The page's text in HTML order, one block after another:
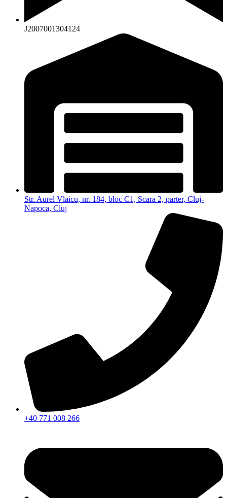
J2007001304124
Str. Aurel Vlaicu, nr. 184, bloc C1, Scara 2, parter, Cluj-
Napoca, Cluj
+40 771 008 266